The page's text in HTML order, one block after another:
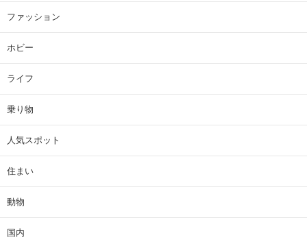
ファッション
ホビー
ライフ
乗り物
人気スポット
住まい
動物
国内